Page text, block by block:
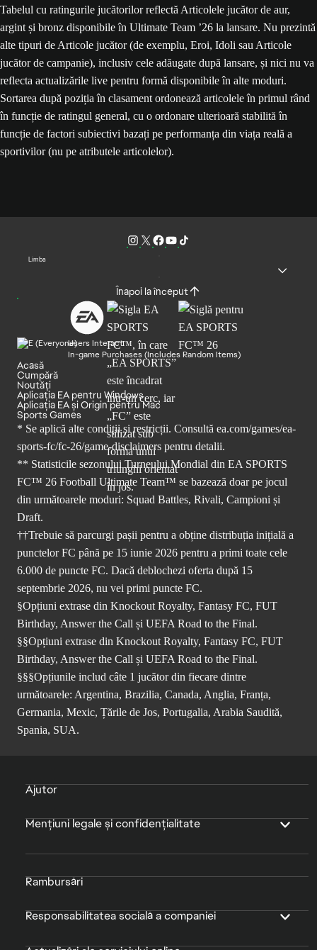
Tabelul cu ratingurile jucătorilor reflectă Articolele jucător de aur,
argint și bronz disponibile în Ultimate Team ’26 la lansare. Nu prezintă
alte tipuri de Articole jucător (de exemplu, Eroi, Idoli sau Articole
jucător de campanie), inclusiv cele adăugate după lansare, și nici nu va
reflecta actualizările live pentru formă disponibile în alte moduri.
Sortarea după poziția în clasament ordonează articolele în primul rând
în funcție de ratingul general, cu o ordonare ulterioară stabilită în
funcție de factori subiectivi bazați pe performanța din viața reală a
sportivilor (nu pe atributele articolelor).
Limba
Înapoi la început
Users Interact
In-game Purchases (Includes Random Items)
Acasă
Cumpără
Noutăți
Aplicația EA pentru Windows
Aplicația EA și Origin pentru Mac
Sports Games
* Se aplică alte condiții și restricții. Consultă ea.com/games/ea-
sports-fc/fc-26/game-disclaimers pentru detalii.
** Statisticile sezonului Turneului Mondial din EA SPORTS
FC™ 26 Football Ultimate Team™ se bazează doar pe jocul
din următoarele moduri: Squad Battles, Rivali, Campioni și
Draft.
††Trebuie să parcurgi pașii pentru a obține distribuția inițială a
punctelor FC până pe 15 iunie 2026 pentru a primi toate cele
6.000 de puncte FC. Dacă deblochezi oferta după 15
septembrie 2026, nu vei primi puncte FC.
§Opțiuni extrase din Knockout Royalty, Fantasy FC, FUT
Birthday, Answer the Call și UEFA Road to the Final.
§§Opțiuni extrase din Knockout Royalty, Fantasy FC, FUT
Birthday, Answer the Call și UEFA Road to the Final.
§§§Opțiunile includ câte 1 jucător din fiecare dintre
următoarele: Argentina, Brazilia, Canada, Anglia, Franța,
Germania, Mexic, Țările de Jos, Portugalia, Arabia Saudită,
Spania, SUA.
Ajutor
Mențiuni legale și confidențialitate
Rambursări
Responsabilitatea socială a companiei